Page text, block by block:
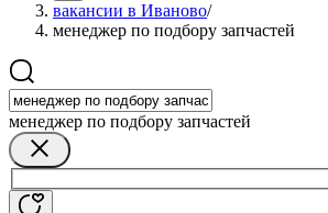
вакансии в Иваново/
менеджер по подбору запчастей
менеджер по подбору запчастей